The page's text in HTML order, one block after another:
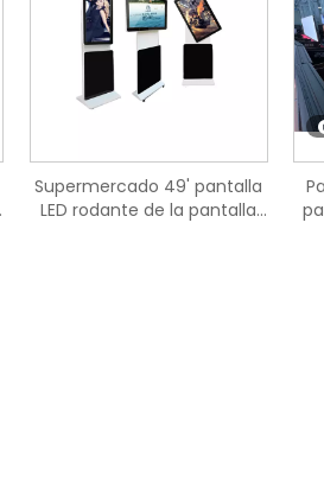
Supermercado 49' pantalla
LED rodante de la pantalla